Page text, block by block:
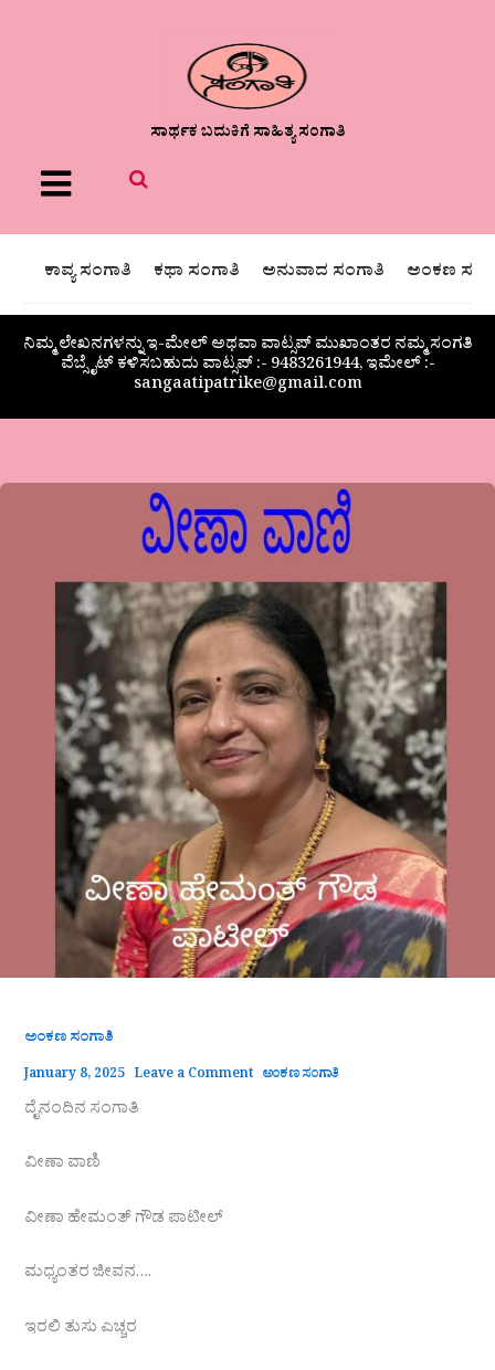
ಸಾರ್ಥಕ ಬದುಕಿಗೆ ಸಾಹಿತ್ಯ ಸಂಗಾತಿ
Menu
ಕಾವ್ಯ ಸಂಗಾತಿ ಕಥಾ ಸಂಗಾತಿ ಅನುವಾದ ಸಂಗಾತಿ ಅಂಕಣ
ನಿಮ್ಮ ಲೇಖನಗಳನ್ನು ಇ-ಮೇಲ್ ಅಥವಾ ವಾಟ್ಸಪ್ ಮುಖಾಂತರ ನಮ್ಮ ಸಂಗತಿ
ವೆಬ್ಸೈಟ್ ಕಳಿಸಬಹುದು ವಾಟ್ಸಪ್‌ :- 9483261944, ಇಮೇಲ್ :-
sangaatipatrike@gmail.com
ಅಂಕಣ ಸಂಗಾತಿ
January 8, 2025 Leave a Comment ಅಂಕಣ ಸಂಗಾತಿ
ದೈನಂದಿನ ಸಂಗಾತಿ
ವೀಣಾ ವಾಣಿ
ವೀಣಾ ಹೇಮಂತ್‌ ಗೌಡ ಪಾಟೀಲ್
ಮಧ್ಯಂತರ ಜೀವನ….
ಇರಲಿ ತುಸು ಎಚ್ಚರ